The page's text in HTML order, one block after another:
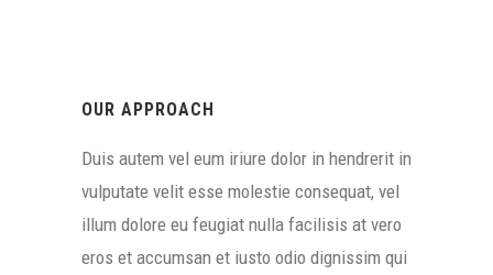
OUR APPROACH
Duis autem vel eum iriure dolor in hendrerit in
vulputate velit esse molestie consequat, vel
illum dolore eu feugiat nulla facilisis at vero
eros et accumsan et iusto odio dignissim qui